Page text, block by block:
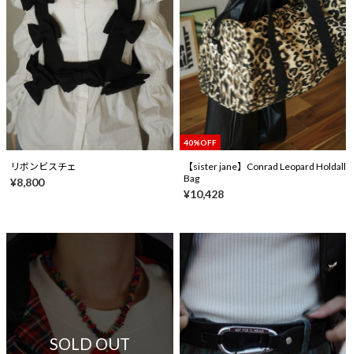
リボンビスチェ
¥8,800
40%OFF
【sister jane】Conrad Leopard Holdall
Bag
¥10,428
SOLD OUT